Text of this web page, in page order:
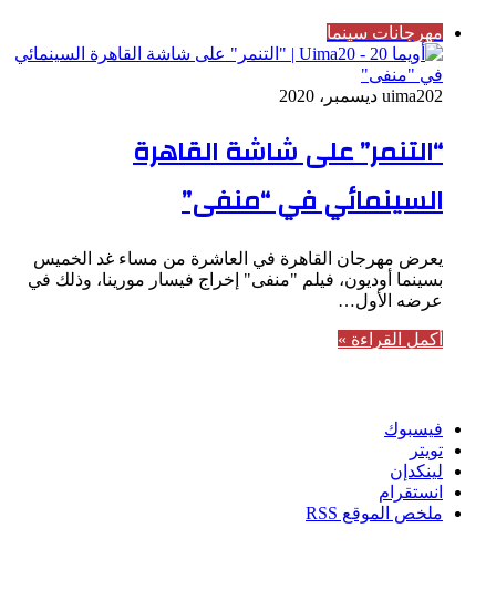
مهرجانات سينما
uima202 ديسمبر، 2020
“التنمر” على شاشة القاهرة
السينمائي في “منفى”
يعرض مهرجان القاهرة في العاشرة من مساء غد الخميس
بسينما أوديون، فيلم "منفى" إخراج فيسار مورينا، وذلك في
عرضه الأول…
أكمل القراءة »
فيسبوك
تويتر
لينكدإن
انستقرام
ملخص الموقع RSS